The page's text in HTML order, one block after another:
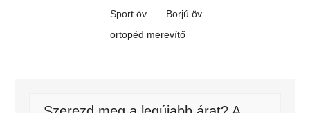
Sport öv
Borjú öv
ortopéd merevítő